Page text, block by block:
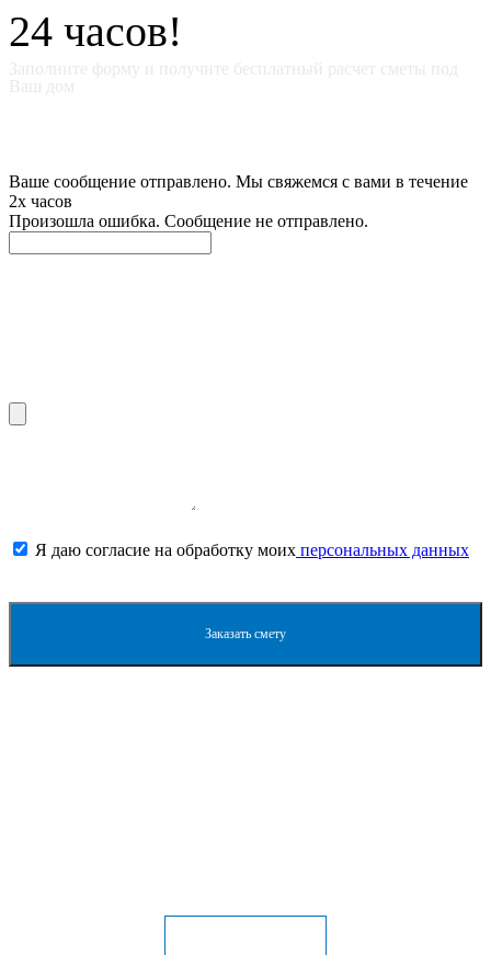
24 часов!
Ваше сообщение отправлено. Мы свяжемся с вами в течение
2х часов
Произошла ошибка. Сообщение не отправлено.
Я даю согласие на обработку моих персональных данных
Заказать смету